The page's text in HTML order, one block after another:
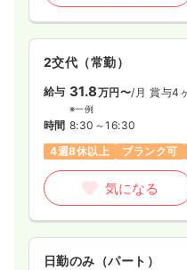
2交代（常勤）
給与 31.8万円〜/月 賞与4
※一例
時間 8:30～16:30
4週8休以上
ブランク可
気になる
日勤のみ（パート）